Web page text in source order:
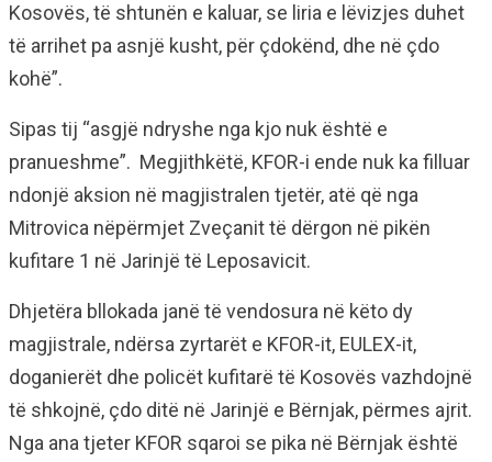
Kosovës, të shtunën e kaluar, se liria e lëvizjes duhet
të arrihet pa asnjë kusht, për çdokënd, dhe në çdo
kohë”.
Sipas tij “asgjë ndryshe nga kjo nuk është e
pranueshme”. Megjithkëtë, KFOR-i ende nuk ka filluar
ndonjë aksion në magjistralen tjetër, atë që nga
Mitrovica nëpërmjet Zveçanit të dërgon në pikën
kufitare 1 në Jarinjë të Leposavicit.
Dhjetëra bllokada janë të vendosura në këto dy
magjistrale, ndërsa zyrtarët e KFOR-it, EULEX-it,
doganierët dhe policët kufitarë të Kosovës vazhdojnë
të shkojnë, çdo ditë në Jarinjë e Bërnjak, përmes ajrit.
Nga ana tjeter KFOR sqaroi se pika në Bërnjak është